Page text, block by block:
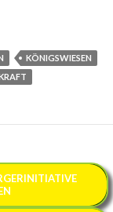
KÖNIGSWIESEN